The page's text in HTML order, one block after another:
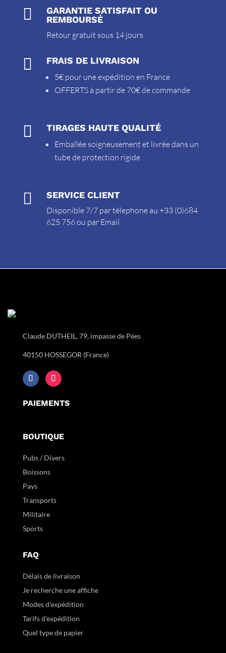

GARANTIE SATISFAIT OU
REMBOURSÉ
Retour gratuit sous 14 jours
 FRAIS DE LIVRAISON
5€ pour une expédition en France
OFFERTS à partir de 70€ de commande
 TIRAGES HAUTE QUALITÉ
Emballée soigneusement et livrée dans un
tube de protection rigide
 SERVICE CLIENT
Disponible 7/7 par télephone au +33 (0)684
625 756 ou par Email
Claude DUTHEIL, 79, impasse de Pées
40150 HOSSEGOR (France)
PAIEMENTS
BOUTIQUE
Pubs / Divers
Boissons
Pays
Transports
Militaire
Sports
FAQ
Délais de livraison
Je recherche une affiche
Modes d'expédition
Tarifs d'expédition
Quel type de papier